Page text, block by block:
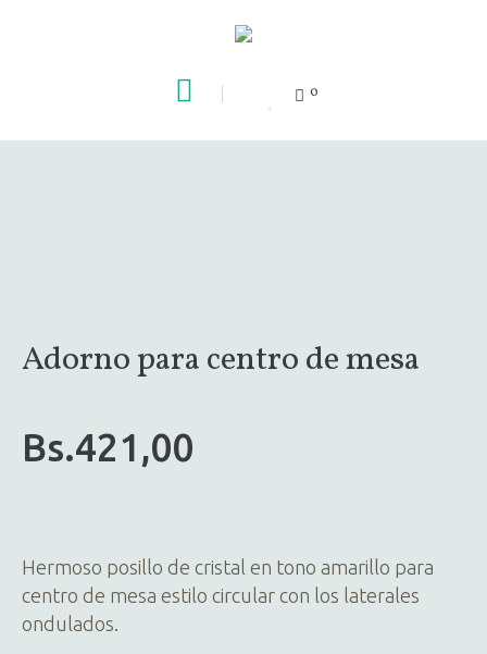
0
Adorno para centro de mesa
Bs.421,00
Hermoso posillo de cristal en tono amarillo para
centro de mesa estilo circular con los laterales
ondulados.